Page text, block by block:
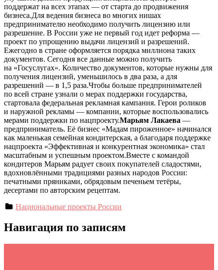
поддержат на всех этапах — от старта до продвижения
бизнеса.Для ведения бизнеса во многих нишах
предпринимателю необходимо получить лицензию или
разрешение. В России уже не первый год идет реформа —
проект по упрощению выдачи лицензий и разрешений.
Ежегодно в стране оформляется порядка миллиона таких
документов. Сегодня все данные можно получить
на «Госуслугах». Количество документов, которые нужны для
получения лицензий, уменьшилось в два раза, а для
разрешений — в 1,5 раза.Чтобы больше предпринимателей
по всей стране узнали о мерах поддержки государства,
стартовала федеральная рекламная кампания. Герои роликов
и наружной рекламы — компании, которые воспользовались
мерами поддержки по нацпроекту.Марьям Лакаева —
предприниматель. Её бизнес «Мадам пироженное» начинался
как маленькая семейная кондитерская, а благодаря поддержке
нацпроекта «Эффективная и конкурентная экономика» стал
масштабным и успешным проектом.Вместе с командой
кондитеров Марьям радует своих покупателей сладостями,
вдохновлёнными традициями разных народов России:
печатными пряниками, обрядовым печеньем тетёры,
десертами по авторским рецептам.
Национальные проекты России
Навигация по записям